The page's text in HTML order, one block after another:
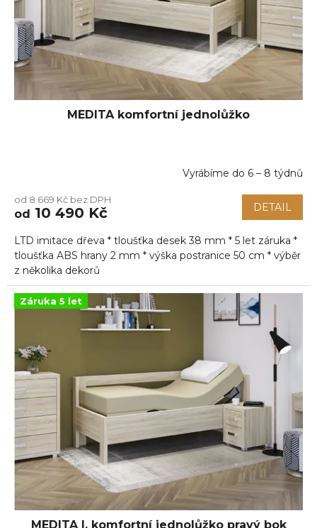
MEDITA komfortní jednolůžko
produktu
je
z
5
hvězdiček.
Vyrábíme do 6 – 8 týdnů
od 8 669 Kč bez DPH
od 10 490 Kč DETAIL
LTD imitace dřeva * tloušťka desek 38 mm * 5 let záruka *
tloušťka ABS hrany 2 mm * výška postranice 50 cm * výběr
z několika dekorů
Záruka 5 let
MEDITA I. komfortní jednolůžko pravý bok